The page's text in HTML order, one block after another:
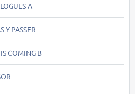
A
Y PASSER
COMING B